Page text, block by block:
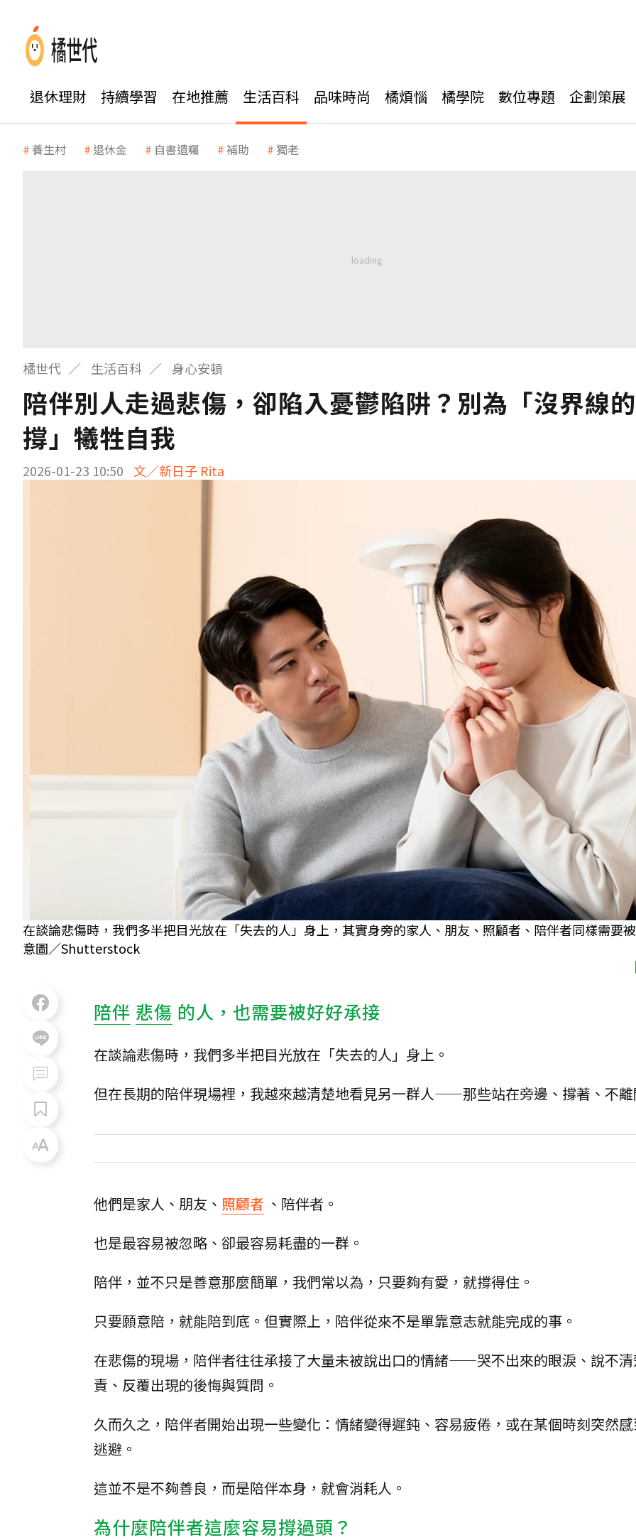
退休理財 持續學習 在地推薦 生活百科 品味時尚 橘煩惱 橘學院 數位專題 企劃策展
養生村 退休金 自書遺囑 補助 獨老
橘世代 生活百科 身心安頓
陪伴別人走過悲傷，卻陷入憂鬱陷阱？別為「沒界線
撐」犧牲自我
2026-01-23 10:50 文／新日子 Rita
在談論悲傷時，我們多半把目光放在「失去的人」身上，其實身旁的家人、朋友、照顧者、陪伴者同樣需要
意圖／Shutterstock
陪伴 悲傷 的人，也需要被好好承接
在談論悲傷時，我們多半把目光放在「失去的人」身上。
但在長期的陪伴現場裡，我越來越清楚地看見另一群人——那些站在旁邊、撐著、不
他們是家人、朋友、 照顧者 、陪伴者。
也是最容易被忽略、卻最容易耗盡的一群。
陪伴，並不只是善意那麼簡單，我們常以為，只要夠有愛，就撐得住。
只要願意陪，就能陪到底。但實際上，陪伴從來不是單靠意志就能完成的事。
在悲傷的現場，陪伴者往往承接了大量未被說出口的情緒——哭不出來的眼淚、說不
責、反覆出現的後悔與質問。
久而久之，陪伴者開始出現一些變化：情緒變得遲鈍、容易疲倦，或在某個時刻突然
逃避。
這並不是不夠善良，而是陪伴本身，就會消耗人。
為什麼陪伴者這麼容易撐過頭？